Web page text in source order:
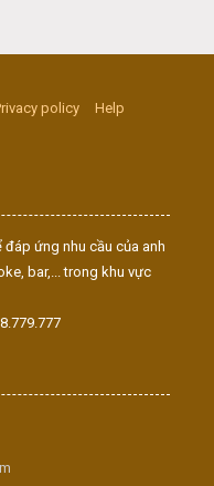
policy
Help
ứng nhu cầu của anh
bar,... trong khu vực